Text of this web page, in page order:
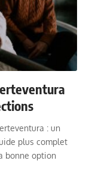
: un
plus complet
bonne option